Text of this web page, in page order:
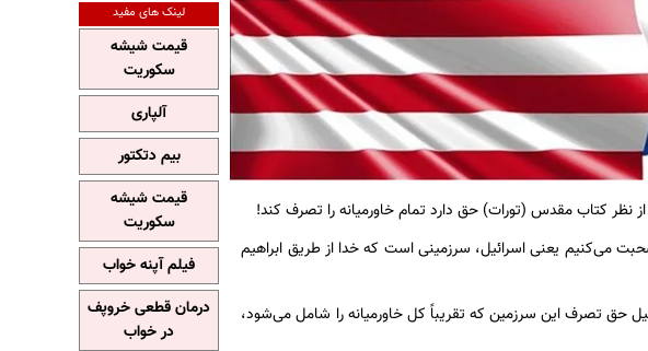
نظر کتاب مقدس (تورات) حق دارد تمام خاورمیانه را تصرف کند!
می‌کنیم یعنی اسرائیل، سرزمینی است که خدا از طریق ابراهیم
حق تصرف این سرزمین که تقریباً کل خاورمیانه را شامل می‌شود،
لینک های مفید
قیمت شیشه
سکوریت
آلپاری
بیم دتکتور
قیمت شیشه
سکوریت
فیلم آپنه خواب
درمان قطعی خروپف
در خواب